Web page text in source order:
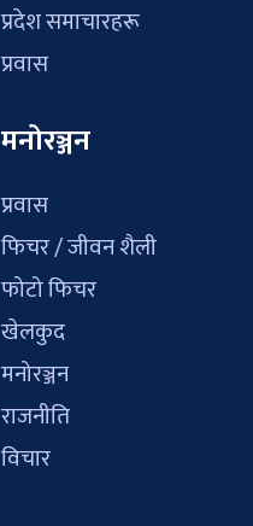
प्रदेश समाचारहरू
प्रवास
मनोरञ्जन
प्रवास
फिचर / जीवन शैली
फोटो फिचर
खेलकुद
मनोरञ्जन
राजनीति
विचार